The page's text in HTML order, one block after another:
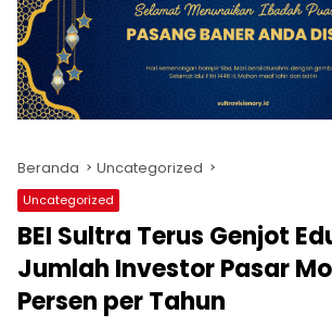
Beranda Uncategorized
Uncategorized
BEI Sultra Terus Genjot
Jumlah Investor Pasar
Persen per Tahun